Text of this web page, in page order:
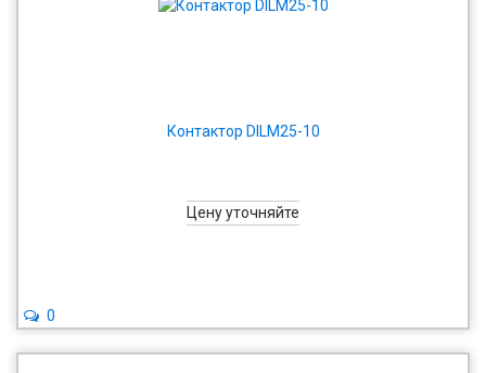
Контактор DILM25-10
Цену уточняйте
0